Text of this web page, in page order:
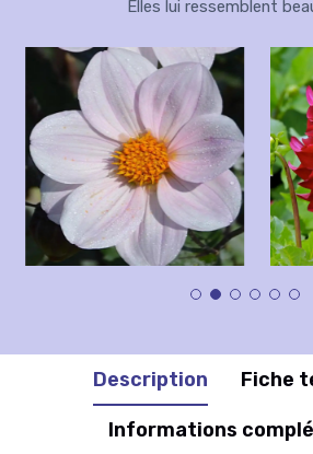
Elles lui ressemblent
Description Fiche
Informations